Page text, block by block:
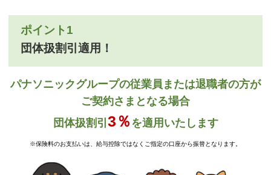
ポイント1
団体扱割引適用！
パナソニックグループの従業員または退職者の方が
ご契約さまとなる場合
団体扱割引 3％ を適用いたします
※保険料のお支払いは、給与控除ではなくご指定の口座から振替となります。